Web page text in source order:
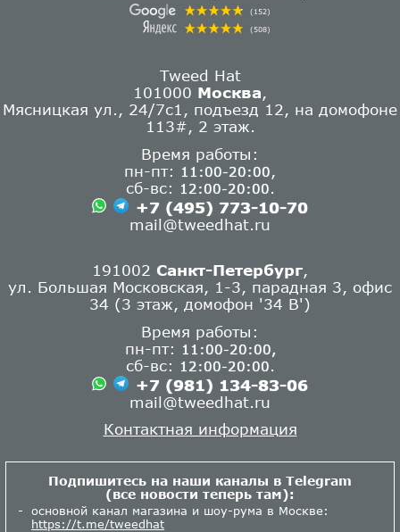
(152)
(508)
Tweed Hat
101000 Москва
Мясницкая ул., 24/7с1, подъезд 12, на домофоне
113#, 2 этаж.
Время работы:
пн-пт:
11:00-20:00
сб-вс:
12:00-20:00
+7 (495) 773-10-70
mail@tweedhat.ru
191002 Санкт-Петербург,
ул. Большая Московская, 1-3, парадная 3, офис
34 (3 этаж, домофон '34 В')
Время работы:
пн-пт:
11:00-20:00,
сб-вс: 12:00-20:00.
+7 (981) 134-83-06
mail@tweedhat.ru
Контактная информация
Подпишитесь на наши каналы в Telegram
(все новости теперь там):
основной канал магазина и шоу-рума в Москве:
https://t.me/tweedhat